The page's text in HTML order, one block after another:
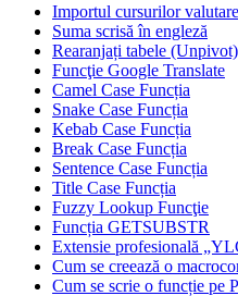
Importul cursurilor
Suma scrisă în engleză
Rearanjați tabele (Unpivot)
Funcţie Google Translate
Camel Case Funcția
Snake Case Funcția
Kebab Case Funcția
Break Case Funcția
Sentence Case Funcția
Title Case Funcția
Fuzzy Lookup Funcţie
Funcția GETSUBSTR
Extensie profesională
Cum se creează o
Cum se scrie o funcție pe